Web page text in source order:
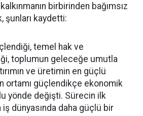
birbirinden bağımsız
şunları kaydetti:
temel hak ve
toplumun geleceğe umutla
ve üretimin en güçlü
ortamı güçlendikçe ekonomik
yönde değişti. Sürecin ilk
dünyasında daha güçlü bir